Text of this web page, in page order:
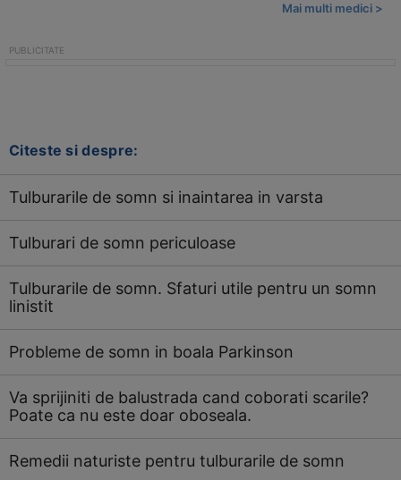
Mai multi medici >
Citeste si despre:
Tulburarile de somn si inaintarea in varsta
Tulburari de somn periculoase
Tulburarile de somn. Sfaturi utile pentru un somn
linistit
Probleme de somn in boala Parkinson
Va sprijiniti de balustrada cand coborati scarile?
Poate ca nu este doar oboseala.
Remedii naturiste pentru tulburarile de somn